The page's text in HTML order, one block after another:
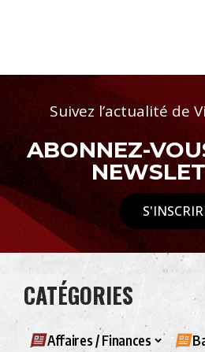
Suivez l’actualité de
ABONNEZ-
CATÉGORIES
Affaires / Finances